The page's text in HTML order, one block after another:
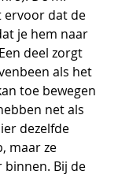
ervoor dat de
je hem naar
deel zorgt
als het
toe bewegen
net als
dezelfde
maar ze
binnen. Bij de